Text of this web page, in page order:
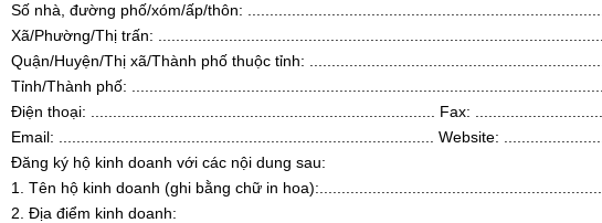
Số nhà, đường phố/xóm/ấp/thôn:
Xã/Phường/Thị trấn:
Quận/Huyện/Thị xã/Thành phố thuộc tỉnh:
Tỉnh/Thành phố:
Điện thoại: .............................................................................. Fax:
Email: ..................................................................................... Website:
Đăng ký hộ kinh doanh với các nội dung sau:
1. Tên hộ kinh doanh (ghi bằng chữ in
2. Địa điểm kinh doanh: